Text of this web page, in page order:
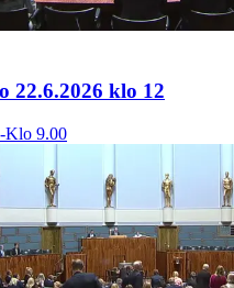
22.6.2026 klo 12
-Klo 9.00